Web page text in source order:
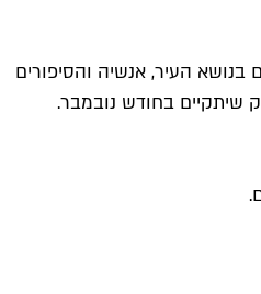
העיר, אנשיה והסיפורים
שיתקיים בחודש נובמבר.